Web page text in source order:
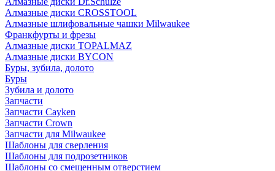
Алмазные диски CROSSTOOL
Алмазные шлифовальные чашки Milwaukee
Франкфурты и фрезы
Алмазные диски TOPALMAZ
Алмазные диски BYCON
Буры, зубила, долото
Буры
Зубила и долото
Запчасти
Запчасти Cayken
Запчасти Crown
Запчасти для Milwaukee
Шаблоны для сверления
Шаблоны для подрозетников
Шаблоны со смещенным отверстием